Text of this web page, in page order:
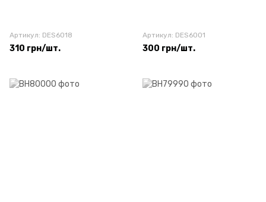
Артикул: DES6018
310 грн/шт.
Артикул: DES6001
300 грн/шт.